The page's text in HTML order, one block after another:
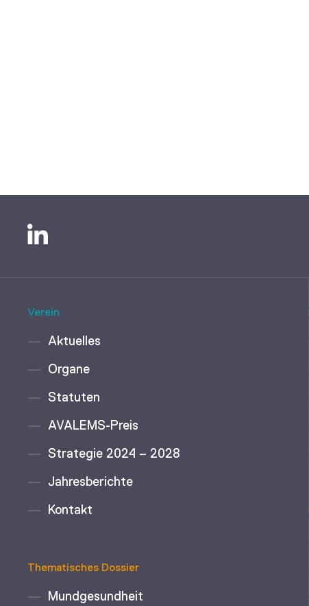
Verein
Aktuelles
Organe
Statuten
AVALEMS-Preis
Strategie 2024 – 2028
Jahresberichte
Kontakt
Thematisches Dossier
Mundgesundheit